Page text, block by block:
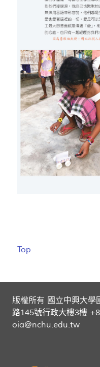
Top
版權所有 國立中興大學
路145號行政大樓3樓
oia@nchu.edu.tw